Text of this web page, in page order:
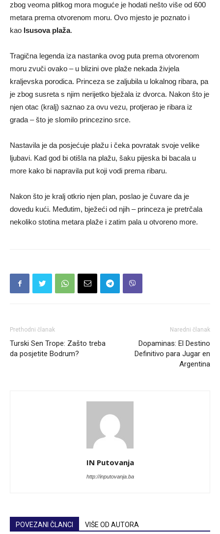
zbog veoma plitkog mora moguće je hodati nešto više od 600
metara prema otvorenom moru. Ovo mjesto je poznato i
kao Isusova plaža.
Tragična legenda iza nastanka ovog puta prema otvorenom
moru zvuči ovako – u blizini ove plaže nekada živjela
kraljevska porodica. Princeza se zaljubila u lokalnog ribara, pa
je zbog susreta s njim nerijetko bježala iz dvorca. Nakon što je
njen otac (kralj) saznao za ovu vezu, protjerao je ribara iz
grada – što je slomilo princezino srce.
Nastavila je da posjećuje plažu i čeka povratak svoje velike
ljubavi. Kad god bi otišla na plažu, šaku pijeska bi bacala u
more kako bi napravila put koji vodi prema ribaru.
Nakon što je kralj otkrio njen plan, poslao je čuvare da je
dovedu kući. Međutim, bježeći od njih – princeza je pretrčala
nekoliko stotina metara plaže i zatim pala u otvoreno more.
Prethodni članak
Turski Sen Trope: Zašto treba
da posjetite Bodrum?
Naredni članak
Dopaminas: El Destino
Definitivo para Jugar en
Argentina
IN Putovanja
http://inputovanja.ba
POVEZANI ČLANCI VIŠE OD AUTORA